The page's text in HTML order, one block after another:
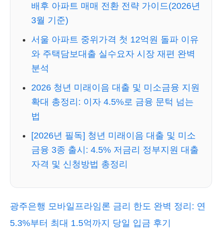
배후 아파트 매매 전환 전략 가이드(2026년
3월 기준)
서울 아파트 중위가격 첫 12억원 돌파 이유
와 주택담보대출 실수요자 시장 재편 완벽
분석
2026 청년 미래이음 대출 및 미소금융 지원
확대 총정리: 이자 4.5%로 금융 문턱 넘는
법
[2026년 필독] 청년 미래이음 대출 및 미소
금융 3종 출시: 4.5% 저금리 정부지원 대출
자격 및 신청방법 총정리
광주은행 모바일프라임론 금리 한도 완벽 정리: 연
5.3%부터 최대 1.5억까지 당일 입금 후기